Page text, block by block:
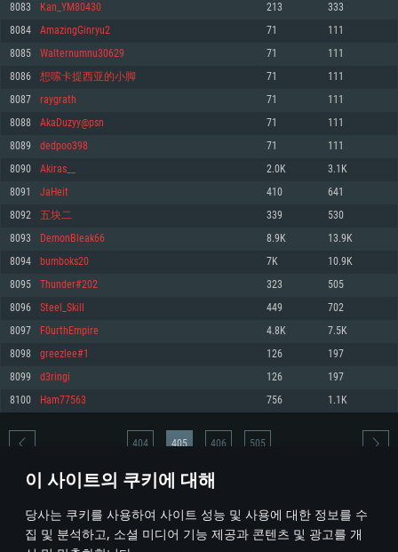
이 사이트의 쿠키에 대해
당사는 쿠키를 사용하여 사이트 성능 및 사용에 대한 정보를 수
집 및 분석하고, 소셜 미디어 기능 제공과 콘텐츠 및 광고를 개
최소사양
운영체제: Windows 10 (64 bit)
프로세서: 2.2 GHz 듀얼코어 이상
메모리: 4GB
그래픽 카드: DirectX 11 이상을 지원하는 AMD Radeon 77XX / NVIDIA
GeForce GT 660. 최소 사양 해상도: 720p
네트워크: 브로드밴드 인터넷
여유 저장 공간: 22.1 GB (최소 클라이언트)
권장 사양
570 혹은 그 이상
여유 저장 공간: 62.2 GB (전체 클라이언트)
최소사양
운영체제: Mac OS Big Sur 11.0
프로세서: 최소 2.2 GHz의 Core i5 (Intel Xeon 은 지원하지 않습니다)
메모리: 6 GB
그래픽 카드: Metal 을 지원하는 Intel Iris Pro 5200 (Mac), 혹은 이와 비슷한 성
능을 가지는 Mac 버전의 AMD/Nvidia. 최소 해상도: 720p
네트워크: 브로드밴드 인터넷
여유 저장 공간: 22.1 GB (최소 클라이언트)
권장 사양
네트워크: 브로드밴드 인터넷
여유 저장 공간: 62.2 GB (전체 클라이언트)
최소사양
운영체제: 64bit Linux 중 최신 버전
프로세서: 2.4 GHz 듀얼코어
메모리: 4 GB
그래픽 카드: Vulkan 을 지원하고, 최신 그래픽 드라이버를 지원하는 NVIDIA
660 (6개월 미만) 혹은 그와 동급의 성능을 가지며 최신 그래픽 드라이버를 지
원하는 AMD (6개월 미만; 최소사양 지원 해상도 720p)
네트워크: 브로드밴드 인터넷
여유 저장 공간: 22.1 GB (최소 클라이언트)
권장 사양
운영체제: Ubuntu 20.04 64bit
프로세서: Intel Core i7
메모리: 16 GB
그래픽 카드: Vulkan 을 지원하고, 최신 그래픽 드라이버를 지원하는 NVIDIA
1060 (6개월 미만) 혹은 그와 동급의 성능을 가지며 최신 그래픽 드라이버를
지원하는 AMD RX 570 (6개월 미만; 최소사양 지원 해상도 720p) 이상
여유 저장 공간: 62.2 GB (전체 클라이언트)
8083 Kan_YM80430 213 333
8084 AmazingGinryu2 71 111
8085 Walternumnu30629 71 111
8086 想嗦卡提西亚的小脚 71 111
8087 raygrath 71 111
8088 AkaDuzyy@psn 71 111
8089 dedpoo398 71 111
8090 Akiras__ 2.0K 3.1K
8091 JaHeit 410 641
8092 五块二 339 530
8093 DemonBleak66 8.9K 13.9K
8094 bumboks20 7K 10.9K
8095 Thunder#202 323 505
8096 Steel_Skill 449 702
8097 F0urthEmpire 4.8K 7.5K
8098 greezlee#1 126 197
8099 d3ringi 126 197
8100 Ham77563 756 1.1K
* 순위표는 매일 1회 갱신됩니다
404 405 406 505